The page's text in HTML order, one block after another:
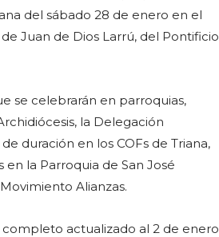
del sábado 28 de enero en el
Juan de Dios Larrú, del Pontificio
se celebrarán en parroquias,
la Delegación
duración en los COFs de Triana,
en la Parroquia de San José
Alianzas.
actualizado al 2 de enero